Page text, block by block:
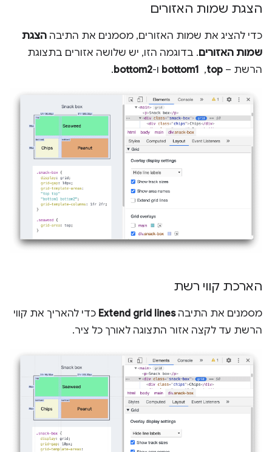
הצגת שמות האזורים
כדי להציג את שמות האזורים, מסמנים את התיבה הצגת
שמות האזורים. בדוגמה הזו, יש שלושה אזורים בתצוגת
הרשת – top
, ‏
bottom1 ו-bottom2
.
הארכת קווי רשת
מסמנים את התיבהExtend grid lines כדי להאריך את קווי
הרשת עד לקצה אזור התצוגה לאורך כל ציר.